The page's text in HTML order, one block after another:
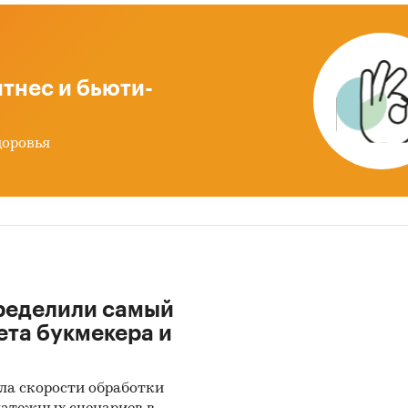
электрические ручные инструменты
со внешней торговлей представлена разбивка
(низко-ценовой сегмент или сегмент эконом
(средне-ценовой сегмент);
CO., LTD, NINGBO GI POWER IMPORT &
CO., LTD, AWLOP TRADING CO., LTD, TECHTRONIC
(JIANGSU) CO., LTD, SHANGHAI TRANSIT
FORWARDING AGENCY CO., LTD, ZHEJIANG
BT TOOLS CO., LTD, HANGZHOU ZENERGY
и бьюти-
самый
букмекера и
скорости обработки